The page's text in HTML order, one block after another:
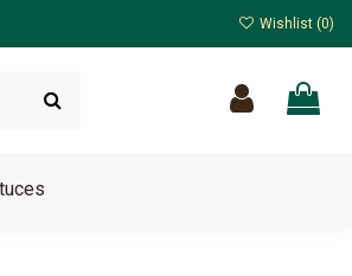
Wishlist (0)